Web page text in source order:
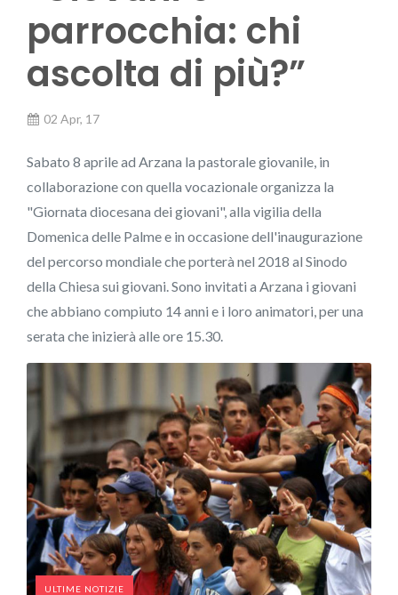
parrocchia: chi
ascolta di più?”
02 Apr, 17
Sabato 8 aprile ad Arzana la pastorale giovanile, in
collaborazione con quella vocazionale organizza la
"Giornata diocesana dei giovani", alla vigilia della
Domenica delle Palme e in occasione dell'inaugurazione
del percorso mondiale che porterà nel 2018 al Sinodo
della Chiesa sui giovani. Sono invitati a Arzana i giovani
che abbiano compiuto 14 anni e i loro animatori, per una
serata che inizierà alle ore 15.30.
ULTIME NOTIZIE